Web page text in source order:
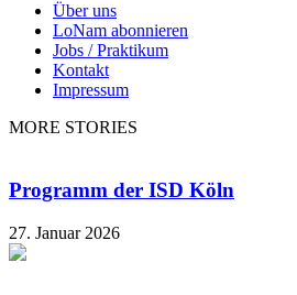
Über uns
LoNam abonnieren
Jobs / Praktikum
Kontakt
Impressum
MORE STORIES
Programm der ISD Köln
27. Januar 2026